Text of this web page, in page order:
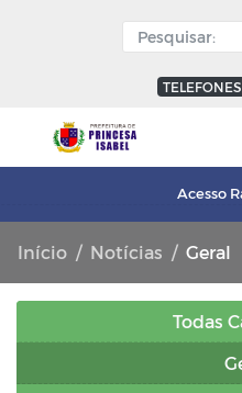
TELEFONES
Acesso
Início Notícias Geral
Todas